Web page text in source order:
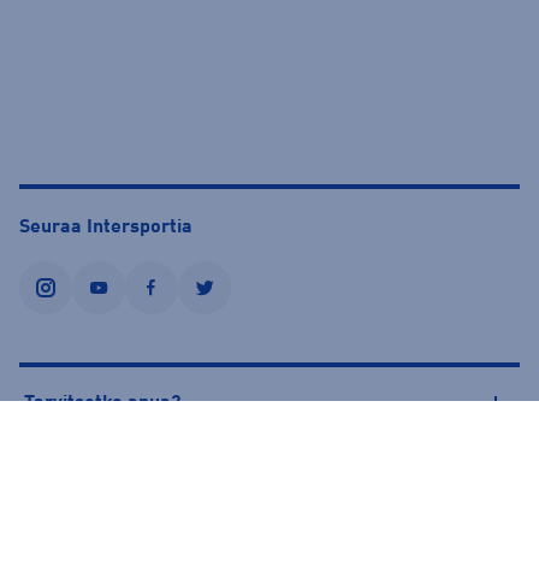
Seuraa Intersportia
instagramyoutubefacebooktwitter
Tarvitsetko apua?